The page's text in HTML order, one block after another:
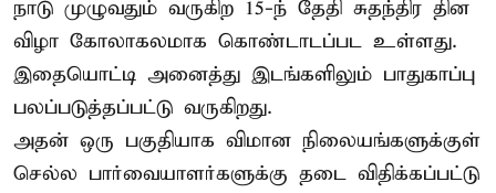
நாடு முழுவதும் வருகிற 15-ந் தேதி சுதந்திர தின
விழா கோலாகலமாக கொண்டாடப்பட உள்ளது.
இதையொட்டி அனைத்து இடங்களிலும் பாதுகாப்பு
பலப்படுத்தப்பட்டு வருகிறது.
அதன் ஒரு பகுதியாக விமான நிலையங்களுக்குள்
செல்ல பார்வையாளர்களுக்கு தடை விதிக்கப்பட்டு